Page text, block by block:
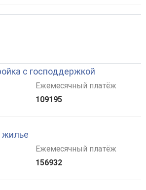
с господдержкой
Ежемесячный платёж
109195
жилье
Ежемесячный платёж
156932